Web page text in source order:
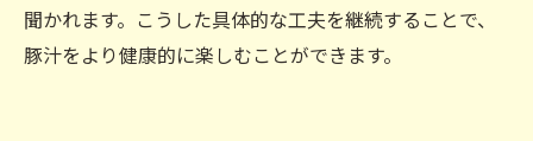
聞かれます。こうした具体的な工夫を継続することで、
豚汁をより健康的に楽しむことができます。